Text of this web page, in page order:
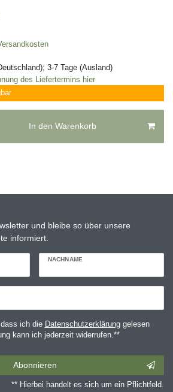
3-7 Tage (Ausland)
des Liefertermins hier
In den Warenkorb
und bleibe so über unsere
informiert.
NACHNAME
ich die Daten­schutz­erklärunggelesen
kann ich jederzeit widerrufen.**
Abonnieren
** Hierbei handelt es sich um ein Pflichtfeld.